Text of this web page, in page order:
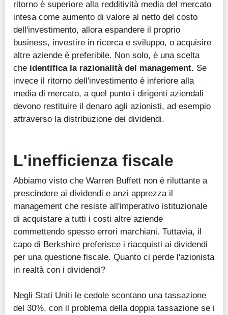
ritorno è superiore alla redditività media del mercato
intesa come aumento di valore al netto del costo
dell'investimento, allora espandere il proprio
business, investire in ricerca e sviluppo, o acquisire
altre aziende è preferibile. Non solo, è una scelta
che identifica la razionalità del management. Se
invece il ritorno dell'investimento è inferiore alla
media di mercato, a quel punto i dirigenti aziendali
devono restituire il denaro agli azionisti, ad esempio
attraverso la distribuzione dei dividendi.
L'inefficienza fiscale
Abbiamo visto che Warren Buffett non è riluttante a
prescindere ai dividendi e anzi apprezza il
management che resiste all'imperativo istituzionale
di acquistare a tutti i costi altre aziende
commettendo spesso errori marchiani. Tuttavia, il
capo di Berkshire preferisce i riacquisti ai dividendi
per una questione fiscale. Quanto ci perde l'azionista
in realtà con i dividendi?
Negli Stati Uniti le cedole scontano una tassazione
del 30%, con il problema della doppia tassazione se i